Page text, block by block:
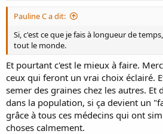
Pauline C a dit:
Si, c'est ce que je fais à longueur de
tout le monde.
Et pourtant c'est le mieux à faire.
ceux qui feront un vrai choix éclairé.
semer des graines chez les autres. Et
dans la population, si ça devient un
grâce à tous ces médecins qui ont
choses calmement.